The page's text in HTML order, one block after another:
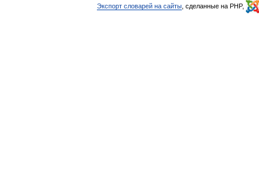
Экспорт словарей на сайты , сделанные на PHP,